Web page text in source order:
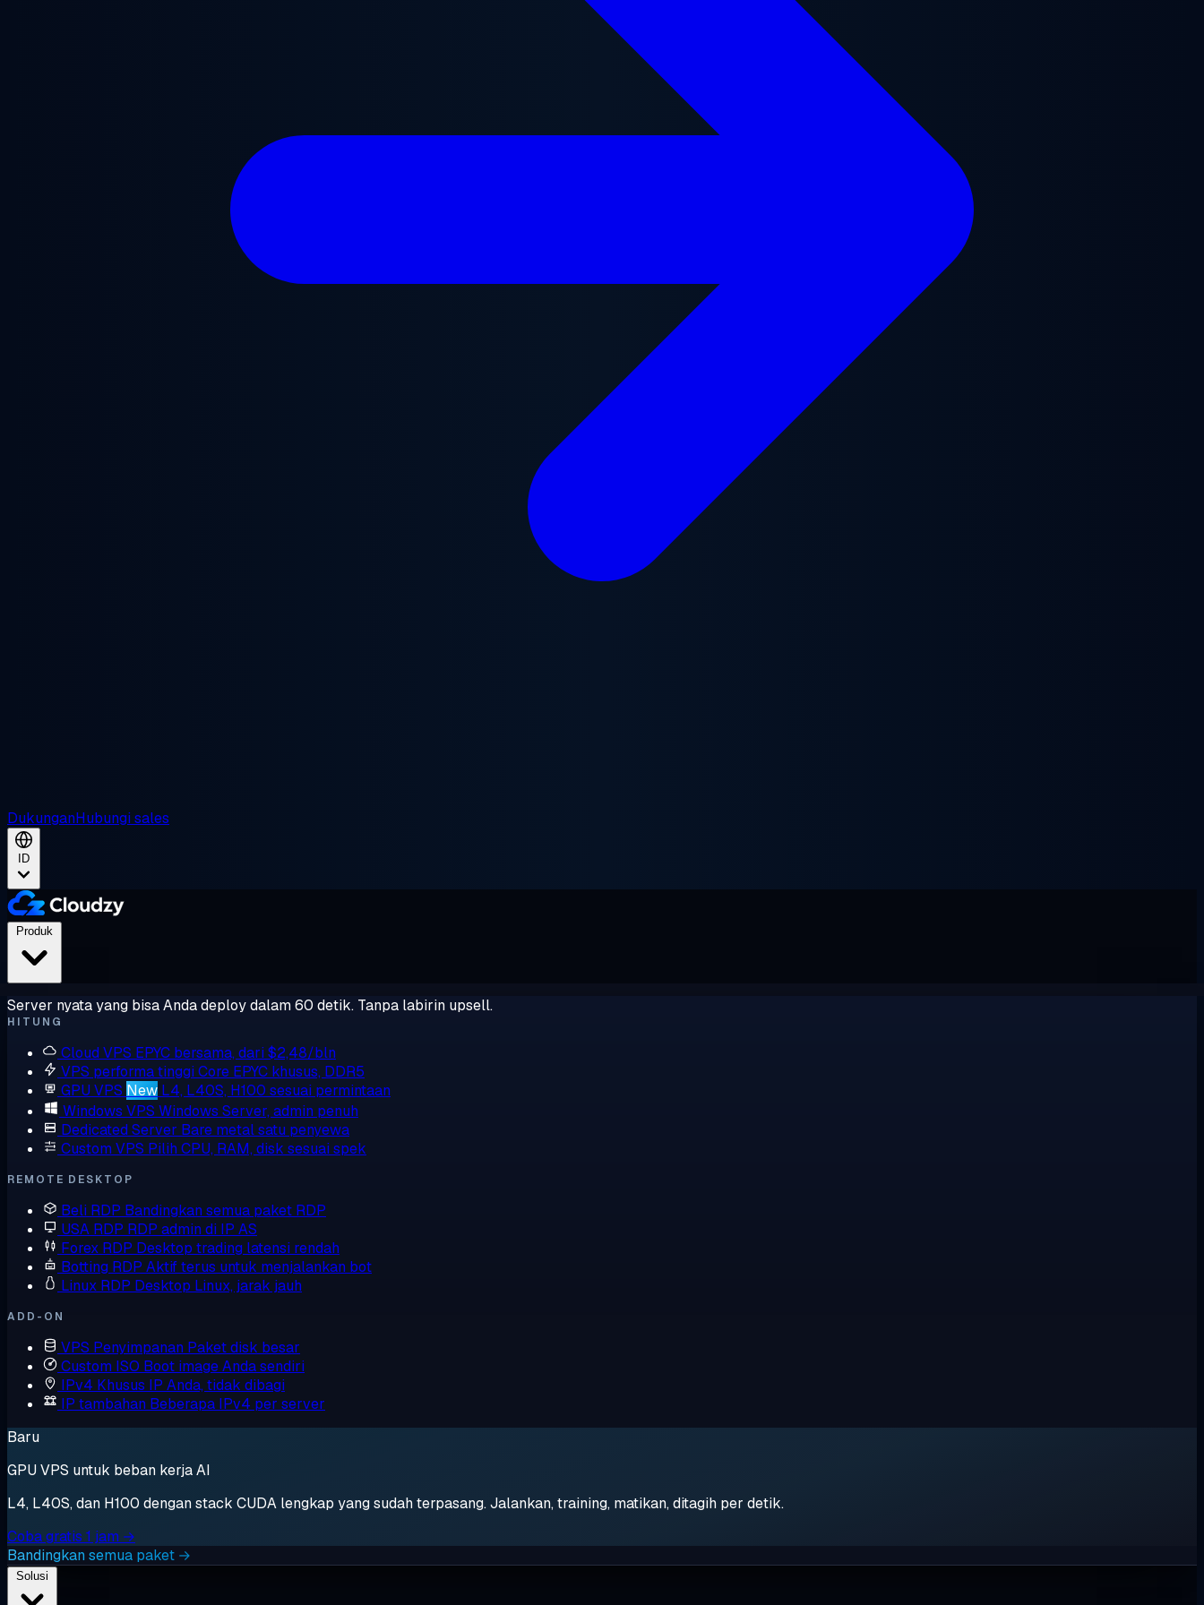
DukunganHubungi sales
ID
Server nyata yang bisa Anda deploy dalam 60 detik. Tanpa labirin upsell.
HITUNG
Cloud VPS EPYC bersama, dari $2,48/bln
VPS performa tinggi Core EPYC khusus, DDR5
GPU VPS New L4, L40S, H100 sesuai permintaan
Windows VPS Windows Server, admin penuh
Dedicated Server Bare metal satu penyewa
Custom VPS Pilih CPU, RAM, disk sesuai spek
REMOTE DESKTOP
Beli RDP Bandingkan semua paket RDP
USA RDP RDP admin di IP AS
Forex RDP Desktop trading latensi rendah
Botting RDP Aktif terus untuk menjalankan bot
Linux RDP Desktop Linux, jarak jauh
ADD-ON
VPS Penyimpanan Paket disk besar
Custom ISO Boot image Anda sendiri
IPv4 Khusus IP Anda, tidak dibagi
IP tambahan Beberapa IPv4 per server
Baru
GPU VPS untuk beban kerja AI
L4, L40S, dan H100 dengan stack CUDA lengkap yang sudah terpasang. Jalankan, training, matikan, ditagih per detik.
Coba gratis 1 jam →
Bandingkan semua paket →